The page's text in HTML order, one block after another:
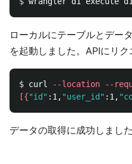
ローカルにテーブルとデー
を起動しました。APIにリク
$ curl --location --
[{"id" :1, "user_id" :1,
データの取得に成功しました